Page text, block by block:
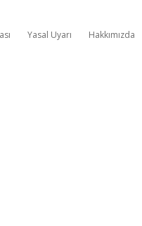
Yasal Uyarı Hakkımızda